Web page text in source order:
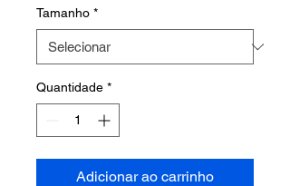
Tamanho *
Quantidade *
Adicionar ao carrinho